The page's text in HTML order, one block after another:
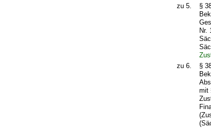
zu 5.
§
Nr.
zu 6.
§
mit